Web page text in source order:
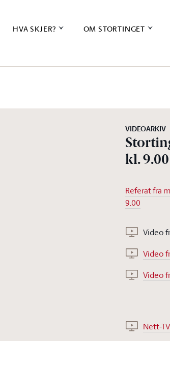
HVA SKJER? OM STORTINGET
VIDEOARKIV
kl. 9.00
Referat fra
9.00
Video
Video
Video
Nett-TV